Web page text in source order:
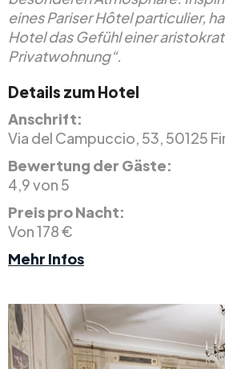
eines Pariser Hôtel particulier,
Hotel das Gefühl einer
Privatwohnung“.
Details zum Hotel
Anschrift:
Via del Campuccio, 53, 50125
Bewertung der Gäste:
4,9 von 5
Preis pro Nacht:
Von 178 €
Mehr Infos